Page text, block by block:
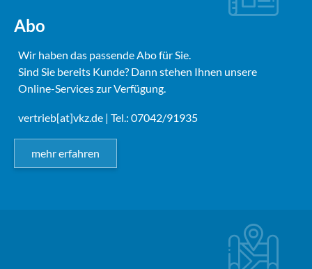
Abo
Wir haben das passende Abo für Sie.
Sind Sie bereits Kunde? Dann stehen Ihnen unsere
Online-Services zur Verfügung.
vertrieb[at]vkz.de | Tel.: 07042/91935
mehr erfahren